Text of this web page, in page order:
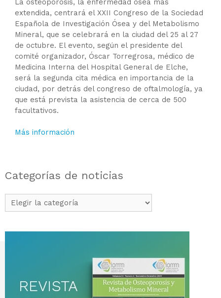
La osteoporosis, la enfermedad ósea más
extendida, centrará el XXII Congreso de la Sociedad
Española de Investigación Ósea y del Metabolismo
Mineral, que se celebrará en la ciudad del 25 al 27
de octubre. El evento, según el presidente del
comité organizador, Óscar Torregrosa, médico de
Medicina Interna del Hospital General de Elche,
será la segunda cita médica en importancia de la
ciudad, por detrás del congreso de oftalmología, ya
que está prevista la asistencia de cerca de 500
facultativos.
Más información
Categorías de noticias
Categorías
de